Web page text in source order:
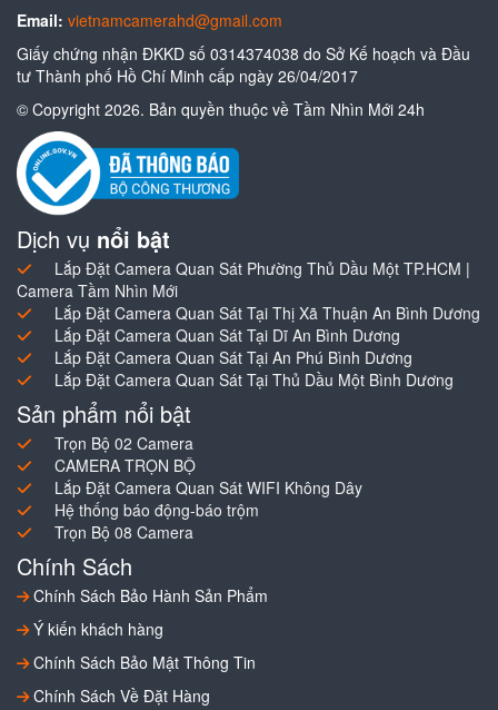
Email: vietnamcamerahd@gmail.com
Giấy chứng nhận ĐKKD số 0314374038 do Sở Kế hoạch và Đầu
tư Thành phố Hồ Chí Minh cấp ngày 26/04/2017
© Copyright 2026. Bản quyền thuộc về Tầm Nhìn Mới 24h
Dịch vụ nổi bật
Lắp Đặt Camera Quan Sát Phường Thủ Dầu Một TP.HCM |
Camera Tầm Nhìn Mới
Lắp Đặt Camera Quan Sát Tại Thị Xã Thuận An Bình Dương
Lắp Đặt Camera Quan Sát Tại Dĩ An Bình Dương
Lắp Đặt Camera Quan Sát Tại An Phú Bình Dương
Lắp Đặt Camera Quan Sát Tại Thủ Dầu Một Bình Dương
Sản phẩm nổi bật
Trọn Bộ 02 Camera
CAMERA TRỌN BỘ
Lắp Đặt Camera Quan Sát WIFI Không Dây
Hệ thống báo động-báo trộm
Trọn Bộ 08 Camera
Chính Sách
Chính Sách Bảo Hành Sản Phẩm
Ý kiến khách hàng
Chính Sách Bảo Mật Thông Tin
Chính Sách Về Đặt Hàng